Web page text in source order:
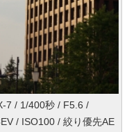
7 / 1/400秒 / F5.6 /
/ ISO100 / 絞り優先AE